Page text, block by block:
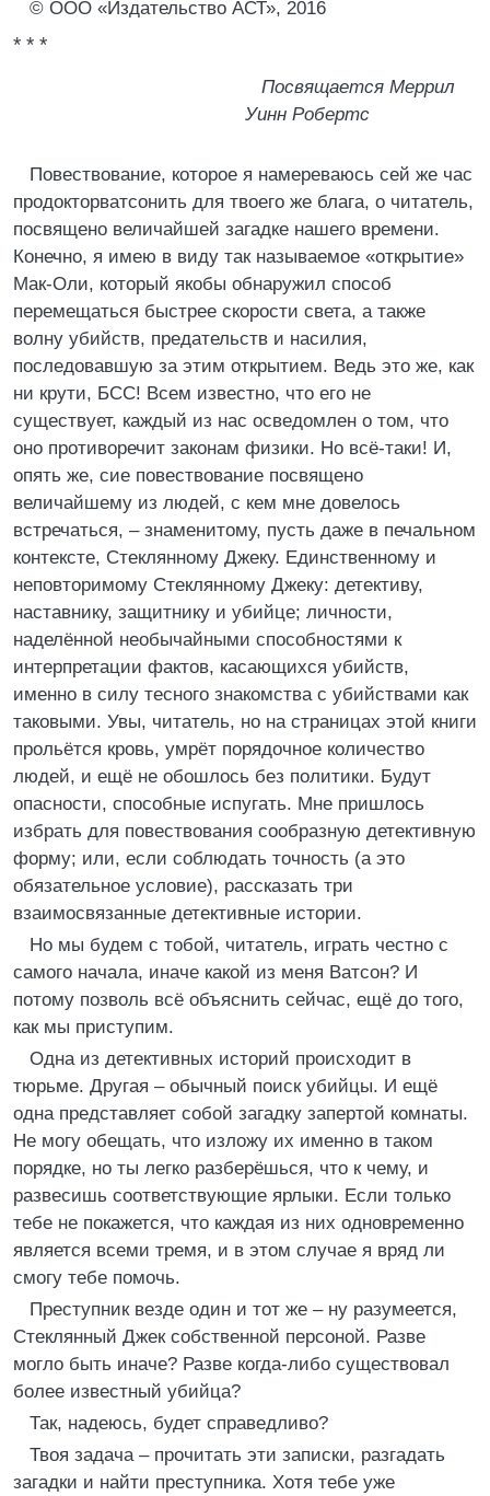
© ООО «Издательство АСТ», 2016
* * *
Посвящается Меррил
Уинн Робертс
Повествование, которое я намереваюсь сей же час
продокторватсонить для твоего же блага, о читатель,
посвящено величайшей загадке нашего времени.
Конечно, я имею в виду так называемое «открытие»
Мак-Оли, который якобы обнаружил способ
перемещаться быстрее скорости света, а также
волну убийств, предательств и насилия,
последовавшую за этим открытием. Ведь это же, как
ни крути, БСС! Всем известно, что его не
существует, каждый из нас осведомлен о том, что
оно противоречит законам физики. Но всё-таки! И,
опять же, сие повествование посвящено
величайшему из людей, с кем мне довелось
встречаться, – знаменитому, пусть даже в печальном
контексте, Стеклянному Джеку. Единственному и
неповторимому Стеклянному Джеку: детективу,
наставнику, защитнику и убийце; личности,
наделённой необычайными способностями к
интерпретации фактов, касающихся убийств,
именно в силу тесного знакомства с убийствами как
таковыми. Увы, читатель, но на страницах этой книги
прольётся кровь, умрёт порядочное количество
людей, и ещё не обошлось без политики. Будут
опасности, способные испугать. Мне пришлось
избрать для повествования сообразную детективную
форму; или, если соблюдать точность (а это
обязательное условие), рассказать три
взаимосвязанные детективные истории.
Но мы будем с тобой, читатель, играть честно с
самого начала, иначе какой из меня Ватсон? И
потому позволь всё объяснить сейчас, ещё до того,
как мы приступим.
Одна из детективных историй происходит в
тюрьме. Другая – обычный поиск убийцы. И ещё
одна представляет собой загадку запертой комнаты.
Не могу обещать, что изложу их именно в таком
порядке, но ты легко разберёшься, что к чему, и
развесишь соответствующие ярлыки. Если только
тебе не покажется, что каждая из них одновременно
является всеми тремя, и в этом случае я вряд ли
смогу тебе помочь.
Преступник везде один и тот же – ну разумеется,
Стеклянный Джек собственной персоной. Разве
могло быть иначе? Разве когда-либо существовал
более известный убийца?
Так, надеюсь, будет справедливо?
Твоя задача – прочитать эти записки, разгадать
загадки и найти преступника. Хотя тебе уже